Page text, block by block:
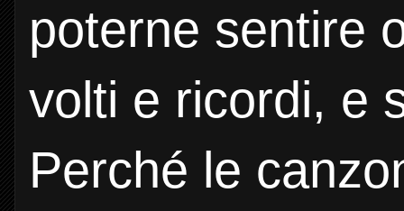
poterne sentire
volti e ricordi, e
Perché le